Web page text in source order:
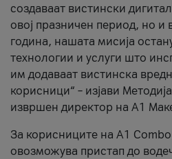
создаваат вистински
овој празничен период, но и
година, нашата мисија
технологии и услуги што
им додаваат вистинска
корисници“ – изјави
извршен директор на А1
За корисниците на A1
овозможува пристап до